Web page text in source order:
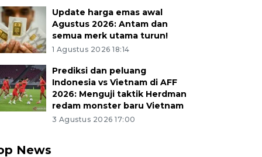
Update harga emas awal
Agustus 2026: Antam dan
semua merk utama turun!
1 Agustus 2026 18:14
Prediksi dan peluang
Indonesia vs Vietnam di AFF
2026: Menguji taktik Herdman
redam monster baru Vietnam
3 Agustus 2026 17:00
News